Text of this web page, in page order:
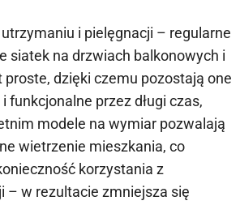
utrzymaniu i pielęgnacji – regularne
siatek na drzwiach balkonowych i
proste, dzięki czemu pozostają one
funkcjonalne przez długi czas,
modele na wymiar pozwalają
wietrzenie mieszkania, co
korzystania z
– w rezultacie zmniejsza się